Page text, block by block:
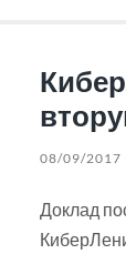
08/09/2017
Доклад